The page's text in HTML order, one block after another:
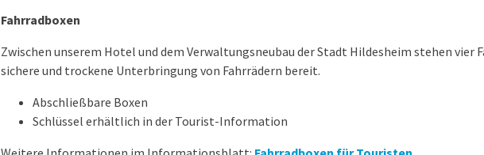
Fahrradboxen
Zwischen unserem Hotel und dem Verwaltungsneubau der Stadt Hildesheim stehen vier
sichere und trockene Unterbringung von Fahrrädern bereit.
Abschließbare Boxen
Schlüssel erhältlich in der Tourist-Information